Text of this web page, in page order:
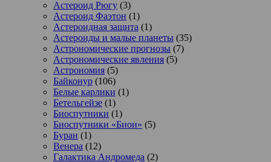
Астероид Рюгу (3)
Астероид Фаэтон (1)
Астероидная защита (1)
Астероиды и малые планеты (35)
Астрономические прогнозы (7)
Астрономические явления (5)
Астрономия (5)
Байконур (106)
Белые карлики (1)
Бетельгейзе (1)
Биоспутники (1)
Биоспутники «Бион» (5)
Буран (1)
Венера (12)
Галактика Андромеда (2)